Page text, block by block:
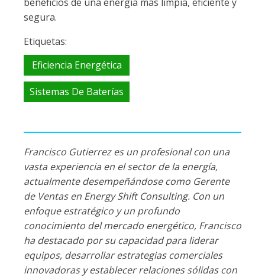
segura.
Etiquetas:
Eficiencia Energética
Sistemas De Baterías
Francisco Gutierrez es un profesional con una
vasta experiencia en el sector de la energía,
actualmente desempeñándose como Gerente
de Ventas en Energy Shift Consulting. Con un
enfoque estratégico y un profundo
conocimiento del mercado energético, Francisco
ha destacado por su capacidad para liderar
equipos, desarrollar estrategias comerciales
innovadoras y establecer relaciones sólidas con